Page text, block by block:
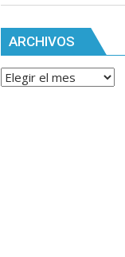
ARCHIVOS
Archivos